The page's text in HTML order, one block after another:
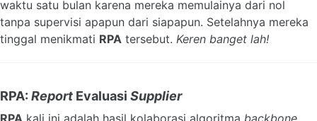
waktu satu bulan karena mereka memulainya dari nol
tanpa supervisi apapun dari siapapun. Setelahnya mereka
tinggal menikmati RPA tersebut. Keren banget lah!
RPA: Report Evaluasi Supplier
RPA kali ini adalah hasil kolaborasi algoritma backbone